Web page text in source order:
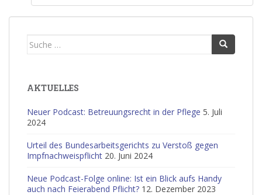
Suche
AKTUELLES
Neuer Podcast: Betreuungsrecht in der Pflege 5. Juli
2024
Urteil des Bundesarbeitsgerichts zu Verstoß gegen
Impfnachweispflicht 20. Juni 2024
Neue Podcast-Folge online: Ist ein Blick aufs Handy
auch nach Feierabend Pflicht? 12. Dezember 2023